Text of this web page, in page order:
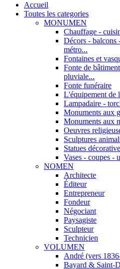
Accueil
Toutes les categories
MONUMEN
Chauffage -
Décors - balcons
métro...
Fontaines et
Fonte de
pluviale...
Fonte funéraire
L'équipement de
Lampadaire -
Monuments aux
Monuments aux
Oeuvres
Sculptures
Statues
Vases - coupes -
NOMEN
Architecte
Éditeur
Entrepreneur
Fondeur
Négociant
Paysagiste
Sculpteur
Technicien
VOLUMEN
André (vers
Bayard & Saint-